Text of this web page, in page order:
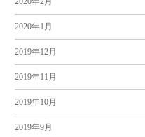
2020年1月
2019年12月
2019年11月
2019年10月
2019年9月